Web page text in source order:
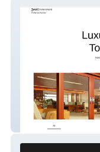
Total Environment